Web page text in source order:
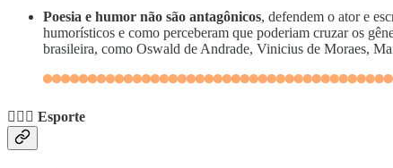
Poesia e humor não são antagônicos, defendem o ator e
humorísticos e como perceberam que poderiam cruzar os
brasileira, como Oswald de Andrade, Vinicius de Moraes,
🏃🏾‍♀️ Esporte